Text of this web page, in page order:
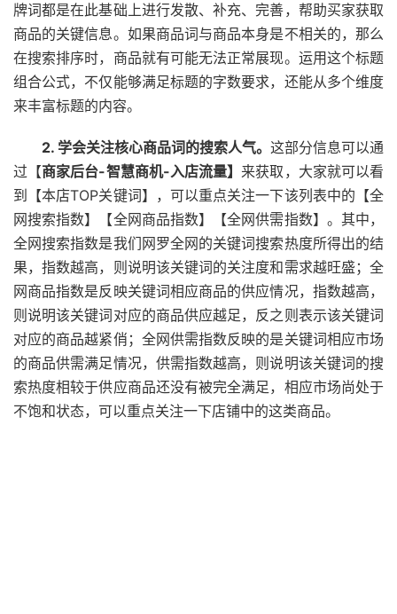
牌词都是在此基础上进行发散、补充、完善，帮助买家获取
商品的关键信息。如果商品词与商品本身是不相关的，那么
在搜索排序时，商品就有可能无法正常展现。运用这个标题
组合公式，不仅能够满足标题的字数要求，还能从多个维度
来丰富标题的内容。
2. 学会关注核心商品词的搜索人气。 这部分信息可以通
过【商家后台-智慧商机-入店流量】 来获取，大家就可以看
到【本店TOP关键词】，可以重点关注一下该列表中的【全
网搜索指数】【全网商品指数】【全网供需指数】。其中，
全网搜索指数是我们网罗全网的关键词搜索热度所得出的结
果，指数越高，则说明该关键词的关注度和需求越旺盛；全
网商品指数是反映关键词相应商品的供应情况，指数越高，
则说明该关键词对应的商品供应越足，反之则表示该关键词
对应的商品越紧俏；全网供需指数反映的是关键词相应市场
的商品供需满足情况，供需指数越高，则说明该关键词的搜
索热度相较于供应商品还没有被完全满足，相应市场尚处于
不饱和状态，可以重点关注一下店铺中的这类商品。